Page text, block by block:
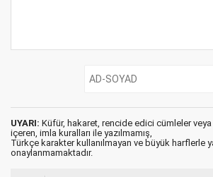
UYARI: Küfür, hakaret, rencide edici cümleler veya
içeren, imla kuralları ile yazılmamış,
Türkçe karakter kullanılmayan ve büyük harflerle
onaylanmamaktadır.